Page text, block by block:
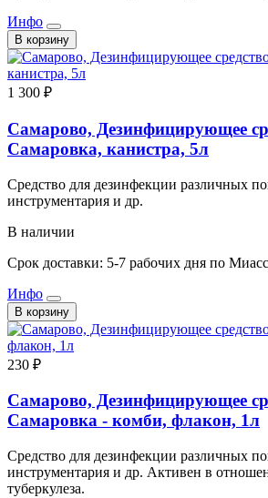
Инфо
В корзину
1 300 ₽
Самарово, Дезинфицирующее
Самаровка, канистра, 5л
Средство для дезинфекции различных
инструментария и др.
В наличии
Срок доставки: 5-7 рабочих дня по
Инфо
В корзину
230 ₽
Самарово, Дезинфицирующее
Самаровка - комби, флакон, 1л
Средство для дезинфекции различных
инструментария и др. Активен в
туберкулеза.